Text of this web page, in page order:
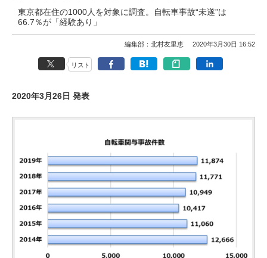
東京都在住の1000人を対象に調査。自転車事故“未遂”は
66.7％が「経験あり」
編集部：北村友里恵 2020年3月30日 16:52
リスト
2020年3月26日 発表